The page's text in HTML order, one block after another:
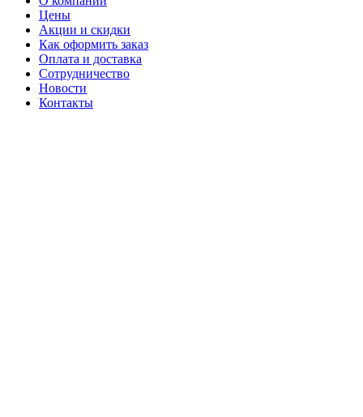
Цены
Акции и скидки
Как оформить заказ
Оплата и доставка
Сотрудничество
Новости
Контакты